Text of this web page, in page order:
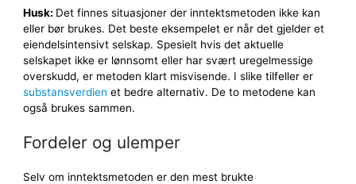
Husk: Det finnes situasjoner der inntektsmetoden ikke kan
eller bør brukes. Det beste eksempelet er når det gjelder et
eiendelsintensivt selskap. Spesielt hvis det aktuelle
selskapet ikke er lønnsomt eller har svært uregelmessige
overskudd, er metoden klart misvisende. I slike tilfeller er
substansverdien et bedre alternativ. De to metodene kan
også brukes sammen.
Fordeler og ulemper
Selv om inntektsmetoden er den mest brukte